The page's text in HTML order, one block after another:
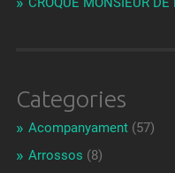
Categories
Acompanyament(57)
Arrossos (8)